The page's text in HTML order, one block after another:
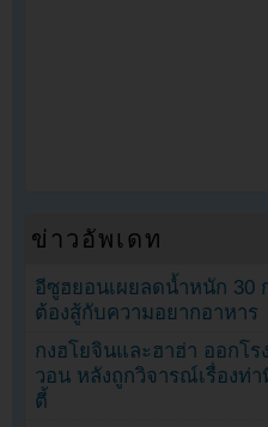
ข่าวอัพเดท
อีซูฮยอนเผยลดน้ำหนัก 30
ต้องสู้กับความอยากอาหาร
กงฮโยจินและฮาฮ่า ออกโ
วอน หลังถูกวิจารณ์เรื่องท่า
ตี้